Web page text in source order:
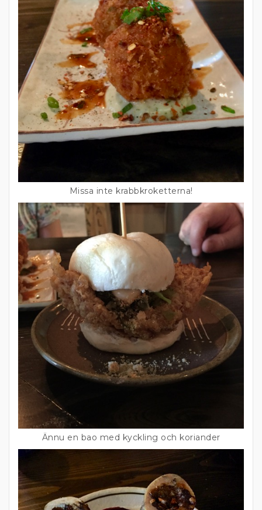
Missa inte krabbkroketterna!
Ännu en bao med kyckling och koriander